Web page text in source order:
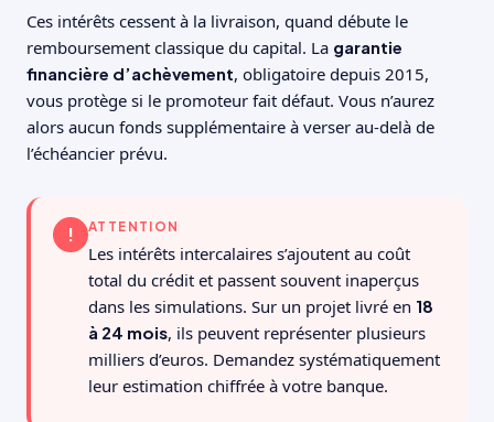
Ces intérêts cessent à la livraison, quand débute le
remboursement classique du capital. La garantie
financière d’achèvement, obligatoire depuis 2015,
vous protège si le promoteur fait défaut. Vous n’aurez
alors aucun fonds supplémentaire à verser au-delà de
l’échéancier prévu.
! ATTENTION
Les intérêts intercalaires s’ajoutent au coût
total du crédit et passent souvent inaperçus
dans les simulations. Sur un projet livré en 18
à 24 mois, ils peuvent représenter plusieurs
milliers d’euros. Demandez systématiquement
leur estimation chiffrée à votre banque.